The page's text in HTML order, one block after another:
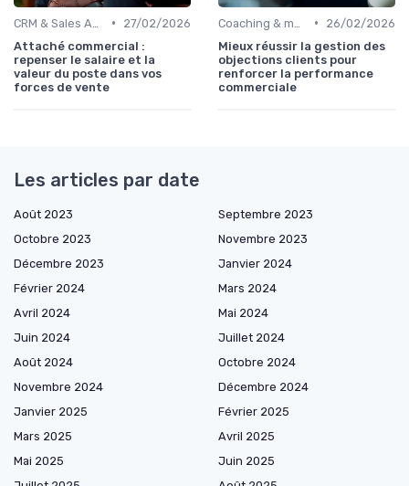
•
27/02/2026
Attaché commercial :
repenser le salaire et la
valeur du poste dans vos
forces de vente
•
26/02/2026
Mieux réussir la gestion des
objections clients pour
renforcer la performance
commerciale
Les articles par date
Août 2023
Septembre 2023
Octobre 2023
Novembre 2023
Décembre 2023
Janvier 2024
Février 2024
Mars 2024
Avril 2024
Mai 2024
Juin 2024
Juillet 2024
Août 2024
Octobre 2024
Novembre 2024
Décembre 2024
Janvier 2025
Février 2025
Mars 2025
Avril 2025
Mai 2025
Juin 2025